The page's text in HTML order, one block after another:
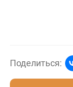
Поделиться: